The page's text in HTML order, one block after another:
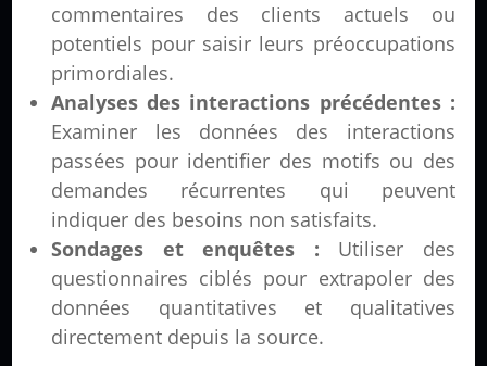
commentaires des clients actuels ou
potentiels pour saisir leurs préoccupations
primordiales.
Analyses des interactions précédentes :
Examiner les données des interactions
passées pour identifier des motifs ou des
demandes récurrentes qui peuvent
indiquer des besoins non satisfaits.
Sondages et enquêtes : Utiliser des
questionnaires ciblés pour extrapoler des
données quantitatives et qualitatives
directement depuis la source.